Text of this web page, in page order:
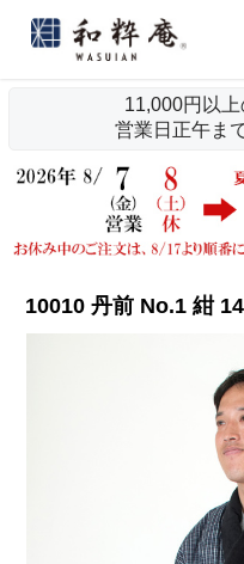
11,000円以
営業日正午ま
10010 丹前 No.1 紺